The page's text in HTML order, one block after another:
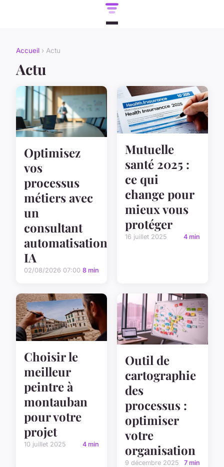
Accueil › Actu
Actu
Optimisez
vos
processus
métiers avec
un
consultant
automatisation
IA
02/08/2026 07:00 8 min
Mutuelle
santé 2025 :
ce qui
change pour
mieux vous
protéger
16 juillet 2025 4 min
Choisir le
meilleur
peintre à
montauban
pour votre
projet
10 juillet 2025 4 min
Outil de
cartographie
des
processus :
optimiser
votre
organisation
9 décembre 2025 7 min